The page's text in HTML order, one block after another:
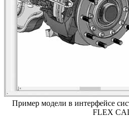
Пример модели в интерфейсе
FLEX